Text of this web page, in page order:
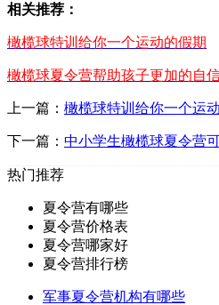
相关推荐：
橄榄球特训给你一个运动的假期
橄榄球夏令营帮助孩子更加的自
上一篇： 橄榄球特训给你一个运
下一篇： 中小学生橄榄球夏令营
热门推荐
夏令营有哪些
夏令营价格表
夏令营哪家好
夏令营排行榜
军事夏令营机构有哪些